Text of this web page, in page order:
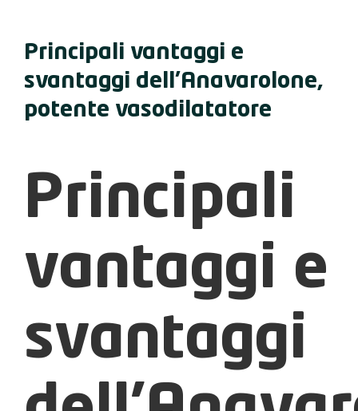
Principali vantaggi e
svantaggi dell’Anavarolone,
potente vasodilatatore
Principali
vantaggi e
svantaggi